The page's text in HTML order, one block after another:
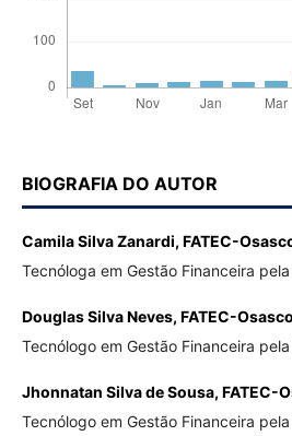
BIOGRAFIA DO AUTOR
Camila Silva Zanardi, FATEC-
Tecnóloga em Gestão Financeira
Douglas Silva Neves, FATEC-Osasco
Tecnólogo em Gestão Financeira
Jhonnatan Silva de Sousa, FATEC-
Tecnólogo em Gestão Financeira